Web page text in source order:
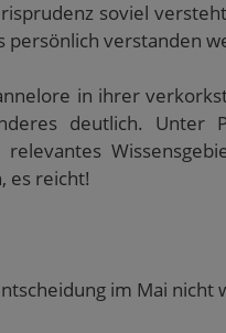
soviel
persönlich verstanden
in ihrer
deutlich. Unter
es reicht!
im Mai nicht